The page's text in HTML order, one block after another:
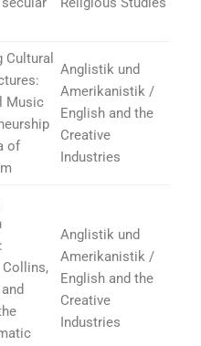
Cultural
Music
of
Anglistik und
Amerikanistik /
English and the
Creative
Industries
Collins,
Anglistik und
Amerikanistik /
English and the
Creative
Industries